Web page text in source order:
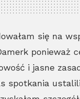
się na
ponieważ
i jasne
spotkania